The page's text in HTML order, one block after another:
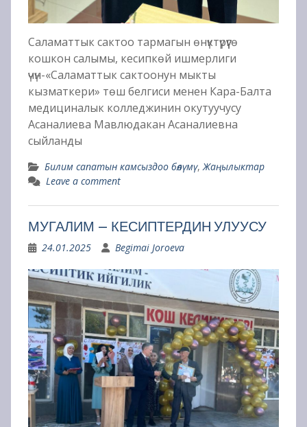
Саламаттык сактоо тармагын өнүктүрүүгө
кошкон салымы, кесипкөй ишмерлиги
үчүн-«Саламаттык сактоонун мыкты
кызматкери» төш белгиси менен Кара-Балта
медициналык колледжинин окутуучусу
Асаналиева Мавлюдакан Асаналиевна
сыйланды
Билим сапатын камсыздоо бөлүмү, Жаңылыктар
Leave a comment
МУГАЛИМ – КЕСИПТЕРДИН УЛУУСУ
24.01.2025 Begimai Joroeva